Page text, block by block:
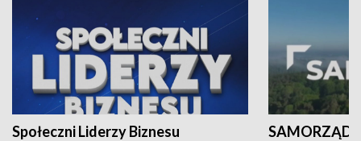
Społeczni Liderzy Biznesu SAMORZĄD